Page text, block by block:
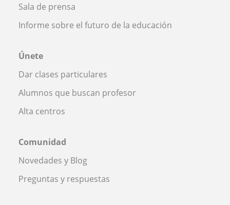
Sala de prensa
Informe sobre el futuro de la educación
Únete
Dar clases particulares
Alumnos que buscan profesor
Alta centros
Comunidad
Novedades y Blog
Preguntas y respuestas